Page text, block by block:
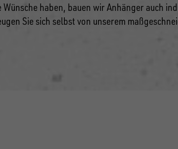
haben, bauen wir Anhänger auch
Sie sich selbst von unserem